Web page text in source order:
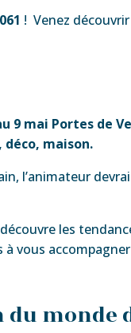
! Venez
9 mai Portes de
maison.
l’animateur
les
vous
monde